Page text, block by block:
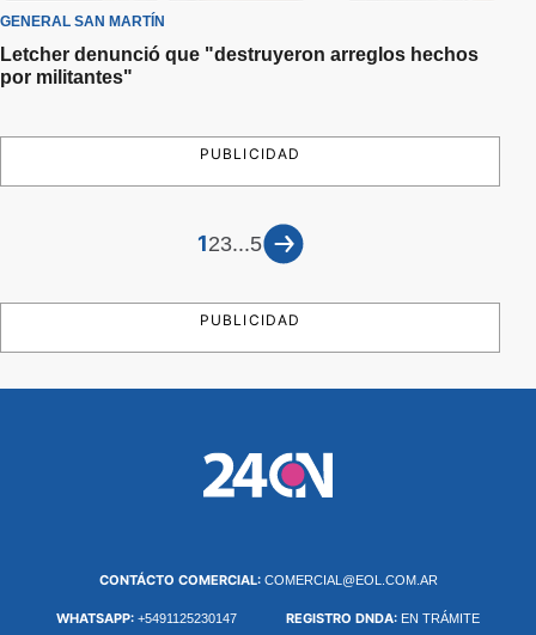
GENERAL SAN MARTÍN
Letcher denunció que "destruyeron arreglos hechos
por militantes"
PUBLICIDAD
123...5
PUBLICIDAD
CONTÁCTO COMERCIAL: COMERCIAL@EOL.COM.AR
WHATSAPP: +5491125230147 REGISTRO DNDA: EN TRÁMITE